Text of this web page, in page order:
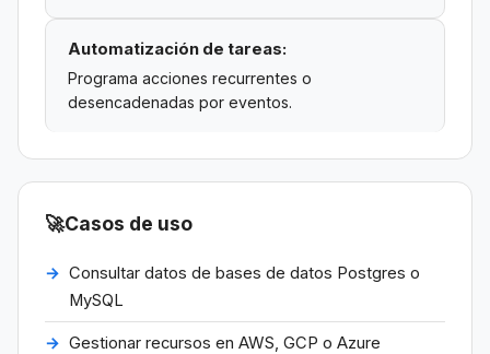
Automatización de tareas:
Programa acciones recurrentes o
desencadenadas por eventos.
🚀Casos de uso
Consultar datos de bases de datos Postgres o
MySQL
Gestionar recursos en AWS, GCP o Azure